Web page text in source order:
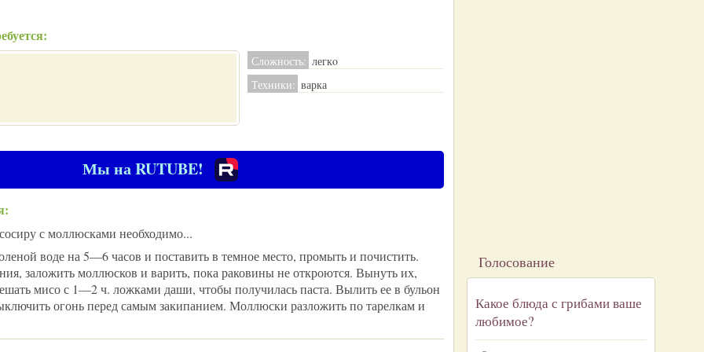
Сложность: легкo
Техники: варка
Мы на RUTUBE!
с моллюсками необходимо...
воде на 5—6 часов и поставить в темное место, промыть и почистить.
заложить моллюсков и варить, пока раковины не откроются. Вынуть их,
мисо с 1—2 ч. ложками даши, чтобы получилась паста. Вылить ее в бульон
огонь перед самым закипанием. Моллюски разложить по тарелкам и
Голосование
Какое блюда с грибами ваше
любимое?